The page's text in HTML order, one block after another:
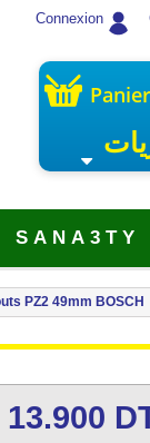
Connexion
Panier
SANA3TY
PZ2 49mm BOSCH
13.900